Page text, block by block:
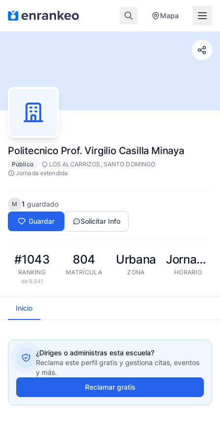
Mapa
Politecnico Prof. Virgilio Casilla Minaya
Público ·· LOS ALCARRIZOS, SANTO DOMINGO·
Jornada extendida
M 1 guardado
Guardar Solicitar Info
#1043
RANKING
de 9,641
804
MATRÍCULA
Urbana
ZONA
Jornada extendida
HORARIO
Inicio
¿Diriges o administras esta escuela?
Reclama este perfil gratis y gestiona citas, eventos
y más.
Reclamar gratis